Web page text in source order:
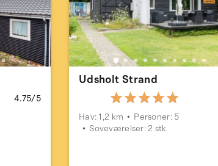
4.75/5
Udsholt Strand
Hav: 1,2 km
Personer: 5
Soveværelser: 2 stk